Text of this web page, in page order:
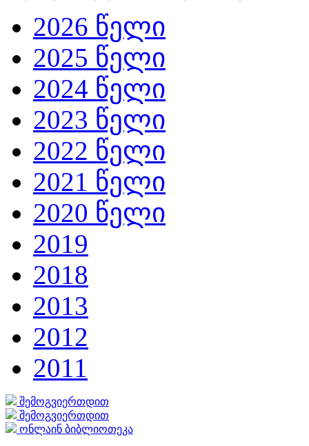
2026 წელი
2025 წელი
2024 წელი
2023 წელი
2022 წელი
2021 წელი
2020 წელი
2019
2018
2013
2012
2011
შემოგვიერთდით
შემოგვიერთდით
ონლაინ ბიბლიოთეკა